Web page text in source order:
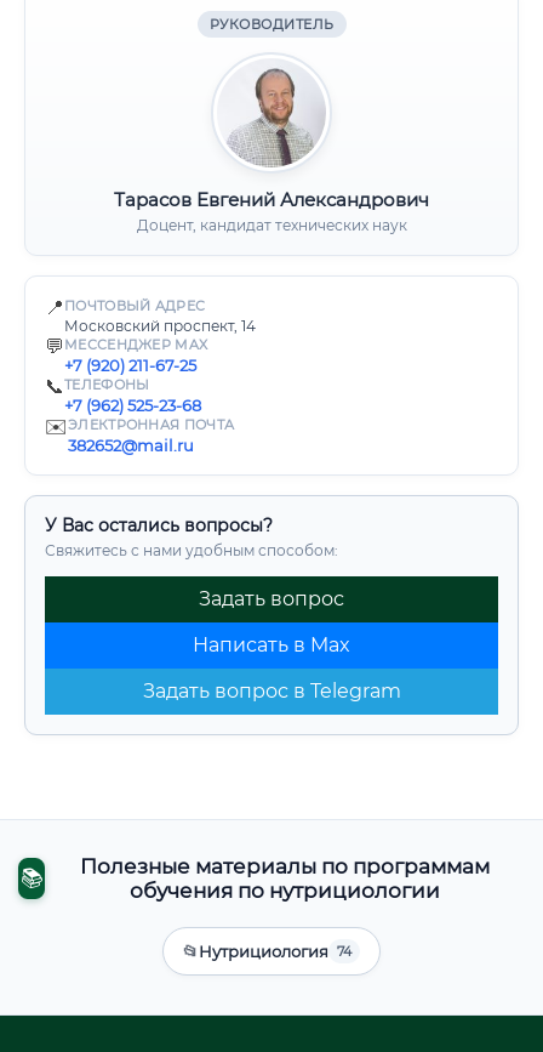
РУКОВОДИТЕЛЬ
Тарасов Евгений Александрович
Доцент, кандидат технических наук
📍 ПОЧТОВЫЙ АДРЕС
Московский проспект, 14
💬 МЕССЕНДЖЕР MAX
+7 (920) 211-67-25
📞ТЕЛЕФОНЫ
+7 (962) 525-23-68
✉️ЭЛЕКТРОННАЯ ПОЧТА
382652@mail.ru
У Вас остались вопросы?
Свяжитесь с нами удобным способом:
Задать вопрос
Написать в Max
Задать вопрос в Telegram
📚
Полезные материалы по программам
обучения по нутрициологии
📂Нутрициология 74